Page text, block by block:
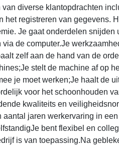
diverse klantopdrachten
het registreren van gegevens.
Je gaat onderdelen
de computer.Je
zelf aan de hand van de
stelt de machine af op
je moet werken;Je haalt de
voor het schoonhouden
kwaliteits en
jaren werkervaring in
bent flexibel en
is van toepassing.Na